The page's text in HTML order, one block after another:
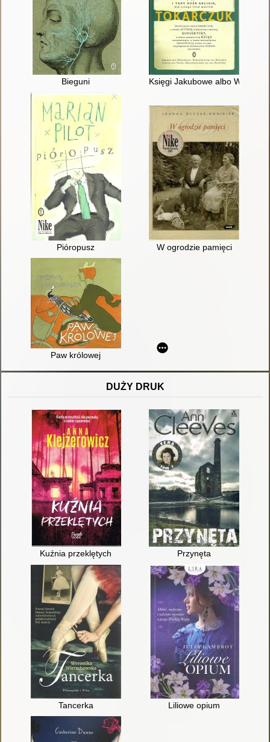
Bieguni Księgi Jakubowe albo Wielka
Pióropusz W ogrodzie pamięci
Paw królowej
DUŻY DRUK
Kuźnia przeklętych Przynęta
Tancerka Liliowe opium